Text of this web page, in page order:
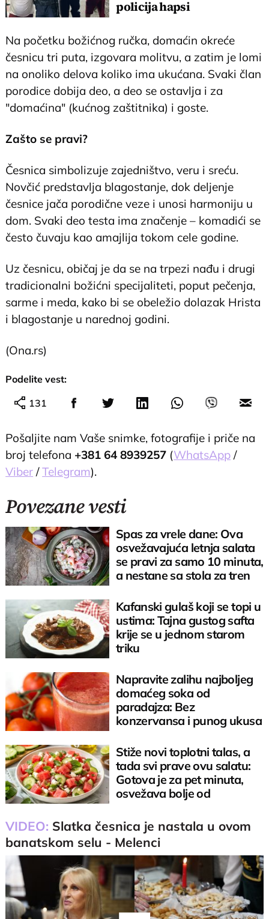
policija hapsi
Na početku božićnog ručka, domaćin okreće
česnicu tri puta, izgovara molitvu, a zatim je lomi
na onoliko delova koliko ima ukućana. Svaki član
porodice dobija deo, a deo se ostavlja i za
"domaćina" (kućnog zaštitnika) i goste.
Zašto se pravi?
Česnica simbolizuje zajedništvo, veru i sreću.
Novčić predstavlja blagostanje, dok deljenje
česnice jača porodične veze i unosi harmoniju u
dom. Svaki deo testa ima značenje – komadići se
često čuvaju kao amajlija tokom cele godine.
Uz česnicu, običaj je da se na trpezi nađu i drugi
tradicionalni božićni specijaliteti, poput pečenja,
sarme i meda, kako bi se obeležio dolazak Hrista
i blagostanje u narednoj godini.
(Ona.rs)
Podelite vest:
131
Pošaljite nam Vaše snimke, fotografije i priče na
broj telefona +381 64 8939257 (WhatsApp /
Viber /Telegram).
Povezane vesti
Spas za vrele dane: Ova
osvežavajuća letnja salata
se pravi za samo 10 minuta,
a nestane sa stola za tren
Kafanski gulaš koji se topi u
ustima: Tajna gustog safta
krije se u jednom starom
triku
Napravite zalihu najboljeg
domaćeg soka od
paradajza: Bez
konzervansa i punog ukusa
Stiže novi toplotni talas, a
tada svi prave ovu salatu:
Gotova je za pet minuta,
osvežava bolje od
VIDEO: Slatka česnica je nastala u ovom
banatskom selu - Melenci